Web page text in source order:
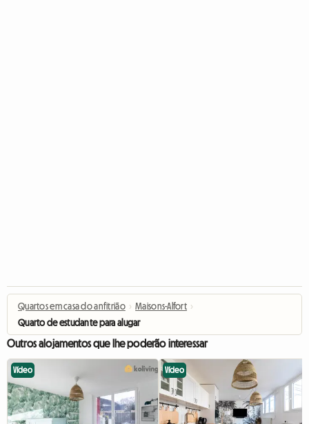
Quartos em casa do anfitrião › Maisons-Alfort ›
Quarto de estudante para alugar
Outros alojamentos que lhe poderão interessar
Vídeo Vídeo